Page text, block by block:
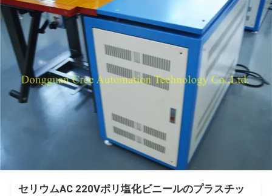
セリウムAC 220Vポリ塩化ビニールのプラスチッ